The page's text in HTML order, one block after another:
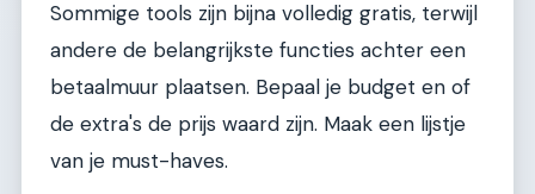
Sommige tools zijn bijna volledig gratis, terwijl
andere de belangrijkste functies achter een
betaalmuur plaatsen. Bepaal je budget en of
de extra's de prijs waard zijn. Maak een lijstje
van je must-haves.